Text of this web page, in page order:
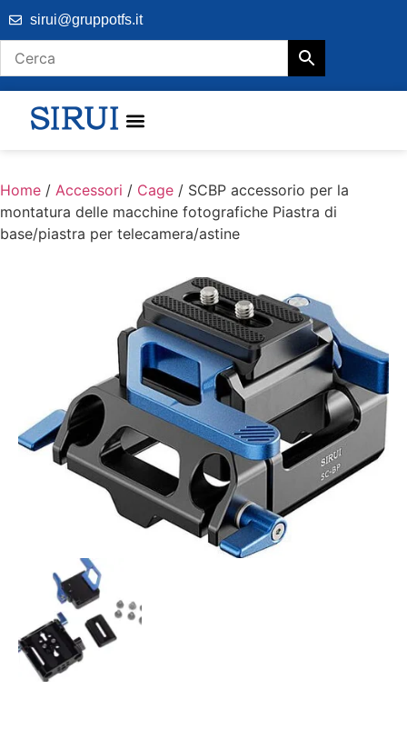
sirui@gruppotfs.it
Home / Accessori / Cage / SCBP accessorio per la
montatura delle macchine fotografiche Piastra di
base/piastra per telecamera/astine